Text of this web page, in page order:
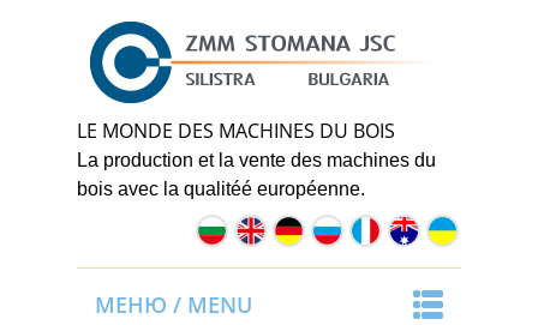
LE MONDE DES MACHINES DU BOIS
La production et la vente des machines du
bois avec la qualitéé européenne.
МЕНЮ / MENU